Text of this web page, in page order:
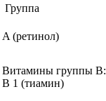
Группа
A (ретинол)
Витамины группы B:
B 1 (тиамин)